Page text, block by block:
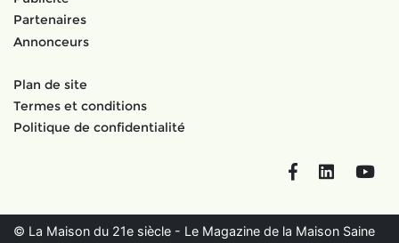
Partenaires
Annonceurs
Plan de site
Termes et conditions
Politique de confidentialité
FacebookLinkedIn
© La Maison du 21e siècle - Le Magazine de la Maison Saine